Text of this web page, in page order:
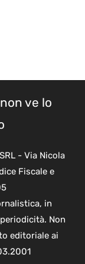
ve lo
- Via Nicola
Fiscale e
in
Non
editoriale ai